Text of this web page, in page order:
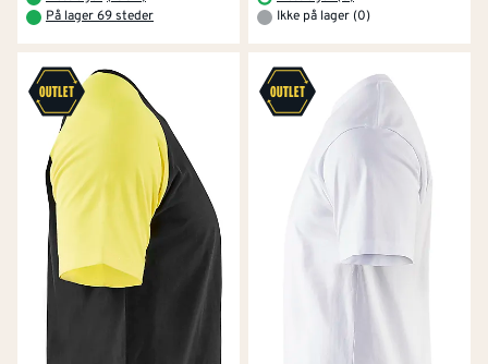
På lager 69 steder
Ikke på lager (0)